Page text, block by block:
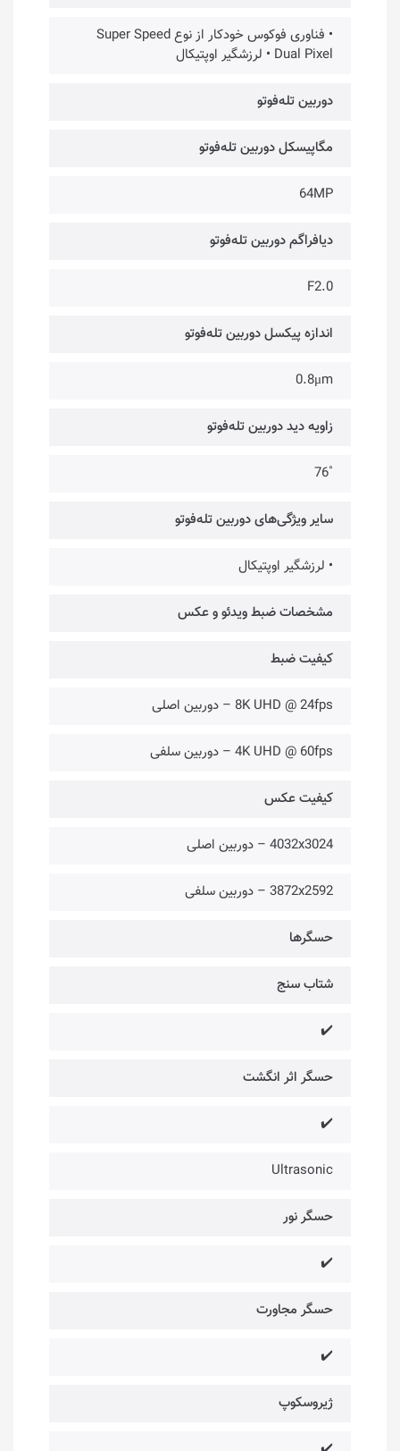
• فناوری فوکوس خودکار از نوع Super Speed
Dual Pixel • لرزشگیر اوپتیکال
دوربین تله‌فوتو
مگاپیسکل دوربین تله‌فوتو
64MP
دیافراگم دوربین تله‌فوتو
F2.0
اندازه پیکسل دوربین تله‌فوتو
0.8μm
زاویه دید دوربین تله‌فوتو
˚76
سایر ویژگی‌های دوربین تله‌فوتو
• لرزشگیر اوپتیکال
مشخصات ضبط ویدئو و عکس
کیفیت ضبط
8K UHD @ 24fps – دوربین اصلی
4K UHD @ 60fps – دوربین سلفی
کیفیت عکس
4032x3024 – دوربین اصلی
3872x2592 – دوربین سلفی
حسگرها
شتاب سنج
✔️
حسگر اثر انگشت
✔️
Ultrasonic
حسگر نور
✔️
حسگر مجاورت
✔️
ژیروسکوپ